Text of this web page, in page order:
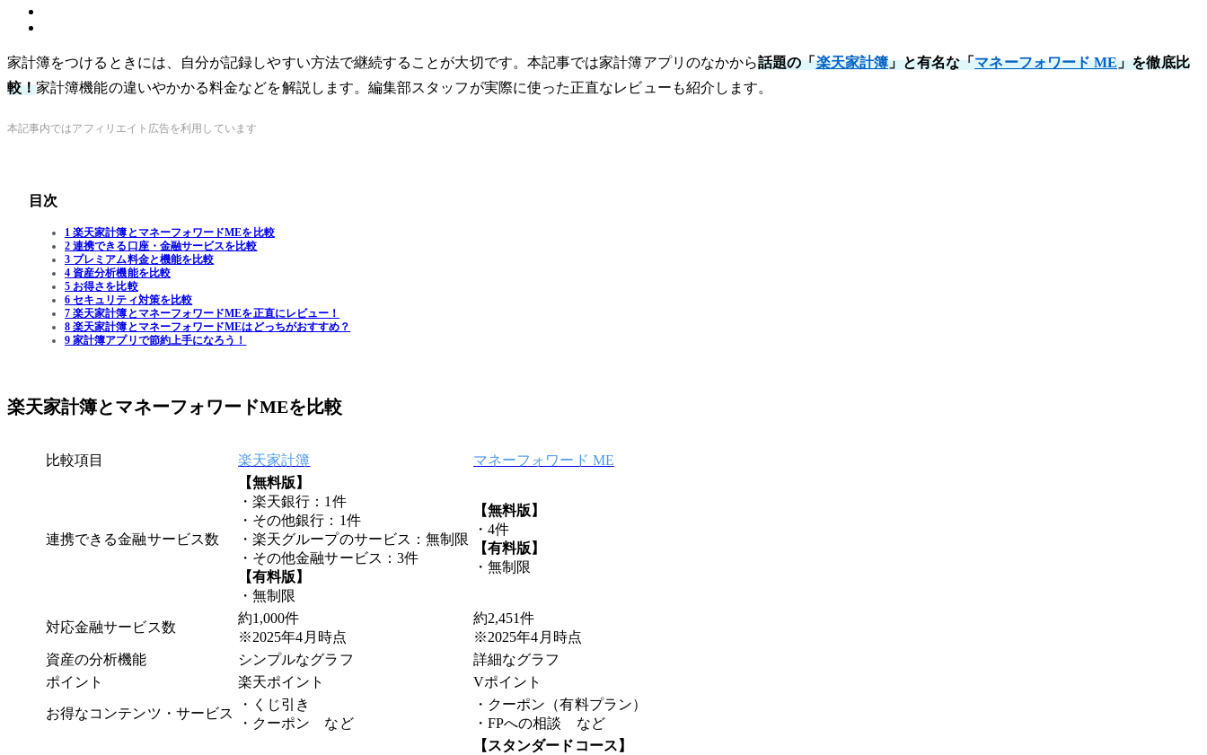
家計簿をつけるときには、自分が記録しやすい方法で継続することが大切です。本記事では家計簿アプリのなかから話題の「楽天家計簿」と有名な「マネーフォワード ME」を徹底比
較！家計簿機能の違いやかかる料金などを解説します。編集部スタッフが実際に使った正直なレビューも紹介します。
本記事内ではアフィリエイト広告を利用しています
目次
1 楽天家計簿とマネーフォワードMEを比較
2 連携できる口座・金融サービスを比較
3 プレミアム料金と機能を比較
4 資産分析機能を比較
5 お得さを比較
6 セキュリティ対策を比較
7 楽天家計簿とマネーフォワードMEを正直にレビュー！
8 楽天家計簿とマネーフォワードMEはどっちがおすすめ？
9 家計簿アプリで節約上手になろう！
楽天家計簿とマネーフォワードMEを比較
比較項目 楽天家計簿 マネーフォワード ME
連携できる金融サービス数
【無料版】
・楽天銀行：1件
・その他銀行：1件
・楽天グループのサービス：無制限
・その他金融サービス：3件
【有料版】
・無制限
【無料版】
・4件
【有料版】
・無制限
対応金融サービス数
約1,000件
※2025年4月時点
約2,451件
※2025年4月時点
資産の分析機能
シンプルなグラフ
詳細なグラフ
ポイント
楽天ポイント Vポイント
お得なコンテンツ・サービス
・くじ引き
・クーポン など
・クーポン（有料プラン）
・FPへの相談 など
【スタンダードコース】